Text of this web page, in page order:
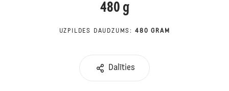
480 g
UZPILDES DAUDZUMS : 480 GRAM
Dalīties